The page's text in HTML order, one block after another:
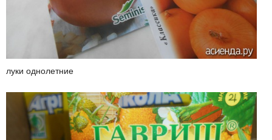
луки однолетние